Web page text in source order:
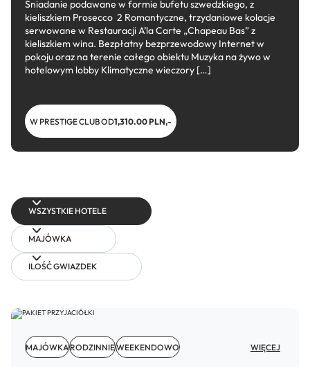
Śniadanie podawane w formie bufetu szwedzkiego, z
kieliszkiem Prosecco 2 Romantyczne, trzydaniowe kolacje
serwowane w Restauracji A’la Carte „Chapeau Bas” z
kieliszkiem wina. Bezpłatny bezprzewodowy Internet w
pokoju oraz na terenie całego obiektu Muzyka na żywo w
hotelowym lobby Klimatyczne wieczory […]
W PRESTIGE CLUB OD1,310.00 PLN,-
WSZYSTKIE HOTELE
MAJÓWKA
ILOŚĆ GWIAZDEK
MAJÓWKARODZINNIEWEEKENDOWO WIĘCEJ